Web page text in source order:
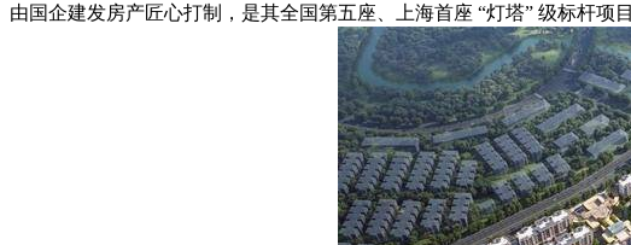
由国企建发房产匠心打制，是其全国第五座、上海首座 “灯塔” 级标杆